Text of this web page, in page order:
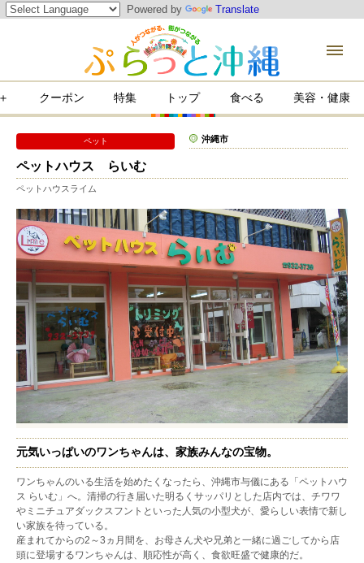
Powered by Translate
クーポン 特集 トップ 食べる 美容・健康
ペット 沖縄市
ペットハウス らいむ
ペットハウスライム
元気いっぱいのワンちゃんは、家族みんなの宝物。
ワンちゃんのいる生活を始めたくなったら、沖縄市与儀にある「ペットハウ
ス らいむ」へ。清掃の行き届いた明るくサッパリとした店内では、チワワ
やミニチュアダックスフントといった人気の小型犬が、愛らしい表情で新し
い家族を待っている。
産まれてからの2～3ヵ月間を、お母さん犬や兄弟と一緒に過ごしてから店
頭に登場するワンちゃんは、順応性が高く、食欲旺盛で健康的だ。